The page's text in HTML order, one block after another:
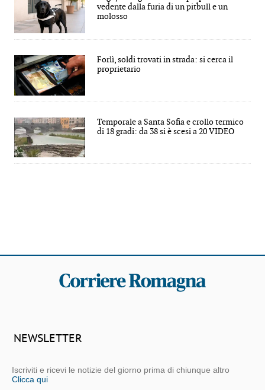
vedente dalla furia di un pitbull e un
molosso
Forlì, soldi trovati in strada: si cerca il
proprietario
Temporale a Santa Sofia e crollo termico
di 18 gradi: da 38 si è scesi a 20 VIDEO
NEWSLETTER
Iscriviti e ricevi le notizie del giorno prima di chiunque altro
Clicca qui